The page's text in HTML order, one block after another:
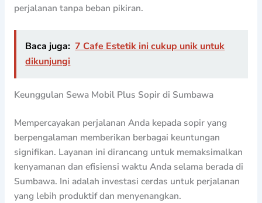
perjalanan tanpa beban pikiran.
Baca juga: 7 Cafe Estetik ini cukup unik untuk
dikunjungi
Keunggulan Sewa Mobil Plus Sopir di Sumbawa
Mempercayakan perjalanan Anda kepada sopir yang
berpengalaman memberikan berbagai keuntungan
signifikan. Layanan ini dirancang untuk memaksimalkan
kenyamanan dan efisiensi waktu Anda selama berada di
Sumbawa. Ini adalah investasi cerdas untuk perjalanan
yang lebih produktif dan menyenangkan.